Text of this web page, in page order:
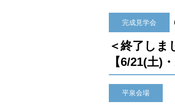
完成見学会
＜終了しま
【6/21(土)
平泉会場